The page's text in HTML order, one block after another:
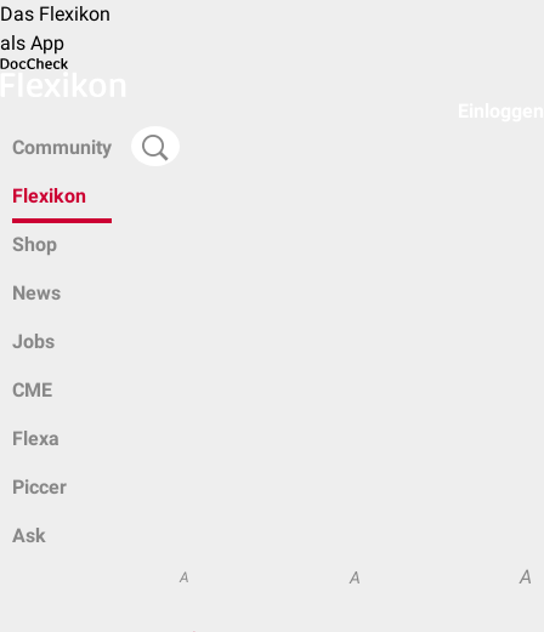
Das Flexikon
als App
Community
Flexikon
Shop
News
Jobs
CME
Flexa
Piccer
Ask
A A A